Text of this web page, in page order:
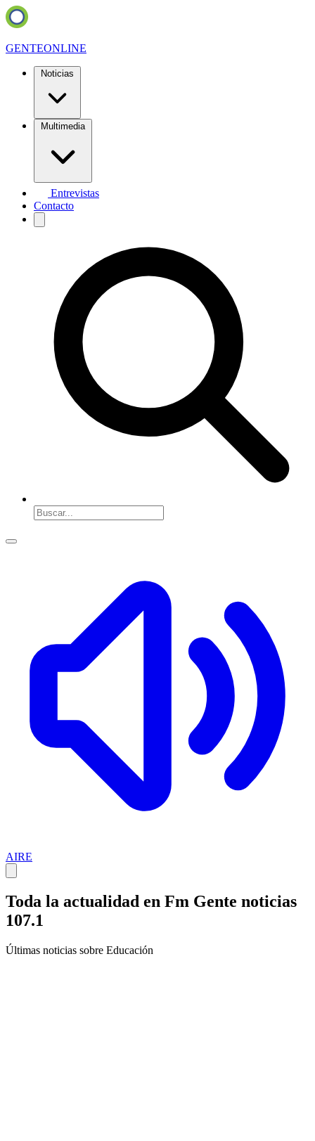
GENTEONLINE
Noticias
Multimedia
Entrevistas
Contacto
AIRE
Toda la actualidad en Fm Gente noticias
107.1
Últimas noticias sobre Educación